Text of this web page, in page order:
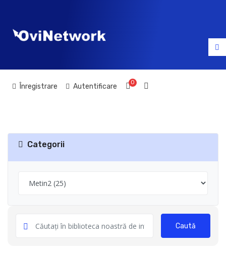
Înregistrare Autentificare 0Coș de cumpărături
Categorii
Caută